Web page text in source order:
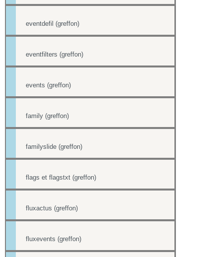
eventdefil (greffon)
eventfilters (greffon)
events (greffon)
family (greffon)
familyslide (greffon)
flags et flagstxt (greffon)
fluxactus (greffon)
fluxevents (greffon)